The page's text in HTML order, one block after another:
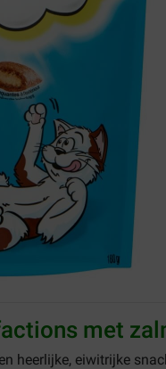
met
heerlijke, eiwitrijke